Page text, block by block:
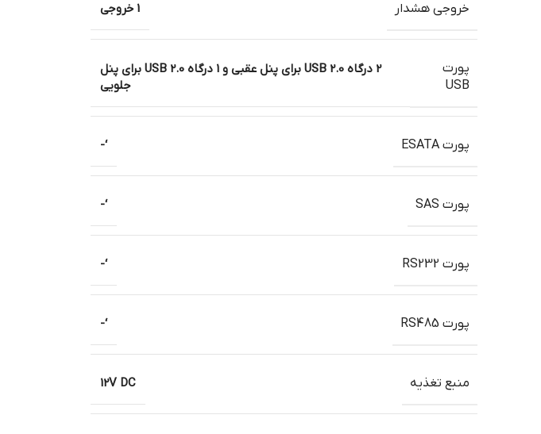
خروجی هشدار 1 خروجی
پورت
USB
2 درگاه USB 2.0 برای پنل عقبی و 1 درگاه USB 2.0 برای پنل
جلویی
پورت ESATA ‘-
پورت SAS ‘-
پورت RS232 ‘-
پورت RS485 ‘-
منبع تغذیه 12V DC